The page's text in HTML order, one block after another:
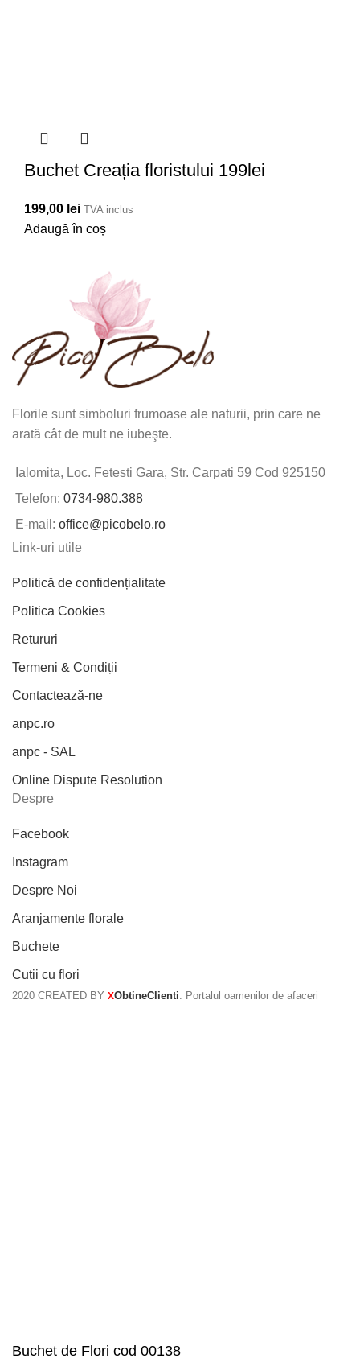
Buchet Creația floristului 199lei
199,00 lei TVA inclus
Adaugă în coș
Florile sunt simboluri frumoase ale naturii, prin care ne
arată cât de mult ne iubeşte.
Ialomita, Loc. Fetesti Gara, Str. Carpati 59 Cod 925150
Telefon: 0734-980.388
E-mail: office@picobelo.ro
Link-uri utile
Politică de confidențialitate
Politica Cookies
Retururi
Termeni & Condiții
Contactează-ne
anpc.ro
anpc - SAL
Online Dispute Resolution
Despre
Facebook
Instagram
Despre Noi
Aranjamente florale
Buchete
Cutii cu flori
2020 CREATED BY XObtineClienti . Portalul oamenilor de afaceri
Buchet de Flori cod 00138